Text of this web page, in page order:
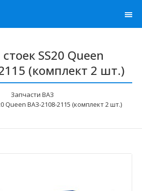
SS20 Queen
(комплект 2 шт.)
Запчасти ВАЗ
Queen ВАЗ-2108-2115 (комплект 2 шт.)